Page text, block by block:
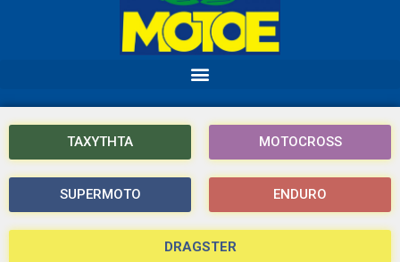
ΤΑΧΥΤΗΤΑ MOTOCROSS
SUPERMOTO ENDURO
DRAGSTER